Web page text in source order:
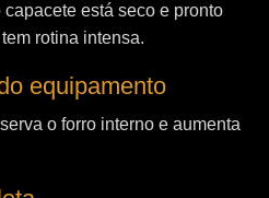
está seco e pronto
rotina intensa.
equipamento
o forro interno e aumenta